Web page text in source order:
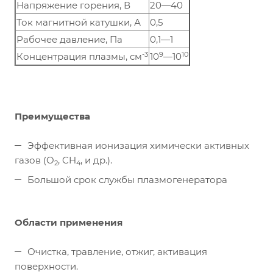
Напряжение горения, В
20—40
Ток магнитной катушки, А
0,5
Рабочее давление, Па
0,1—1
Концентрация плазмы, см-3 109—1010
Преимущества
Эффективная ионизация химически активных
газов (O2, CH4, и др.).
Большой срок службы плазмогенератора
Области применения
Очистка, травление, отжиг, активация
поверхности.